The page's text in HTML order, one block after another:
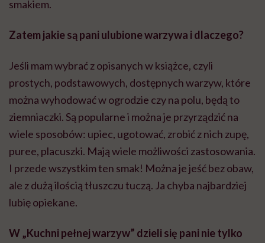
smakiem.
Zatem jakie są pani ulubione warzywa i dlaczego?
Jeśli mam wybrać z opisanych w książce, czyli
prostych, podstawowych, dostępnych warzyw, które
można wyhodować w ogrodzie czy na polu, będą to
ziemniaczki. Są popularne i można je przyrządzić na
wiele sposobów: upiec, ugotować, zrobić z nich zupę,
puree, placuszki. Mają wiele możliwości zastosowania.
I przede wszystkim ten smak! Można je jeść bez obaw,
ale z dużą ilością tłuszczu tuczą. Ja chyba najbardziej
lubię opiekane.
W „Kuchni pełnej warzyw” dzieli się pani nie tylko